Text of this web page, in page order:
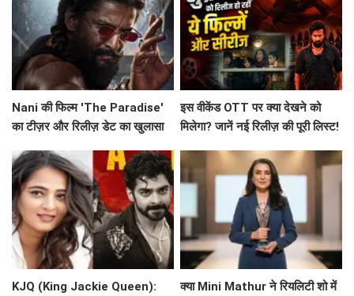
Nani की फिल्म 'The Paradise'
का टीज़र और रिलीज़ डेट का खुलासा
इस वीकेंड OTT पर क्या देखने को
मिलेगा? जानें नई रिलीज़ की पूरी लिस्ट!
KJQ (King Jackie Queen):
क्या Mini Mathur ने रियलिटी शो में